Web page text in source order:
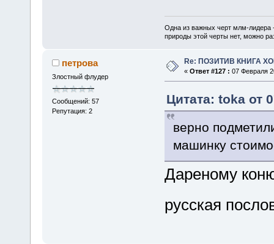
Одна из важных черт млм-лидера
природы этой черты нет, можно
петрова
Злостный флудер
Сообщений: 57
Репутация: 2
Re: ПОЗИТИВ КНИГА
« Ответ #127 : 07 Февраля
Цитата: toka от
верно
машинку
Дареному
русская